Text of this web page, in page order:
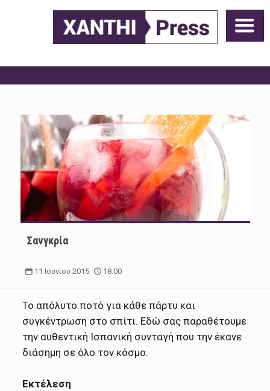
Σανγκρία
11 Ιουνίου 2015 18:00
Το απόλυτο ποτό για κάθε πάρτυ και
συγκέντρωση στο σπίτι. Εδώ σας παραθέτουμε
την αυθεντική Ισπανική συνταγή που την έκανε
διάσημη σε όλο τον κόσμο.
Εκτέλεση